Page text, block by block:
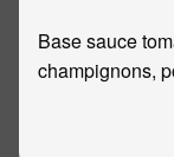
Base sauce
champignons,